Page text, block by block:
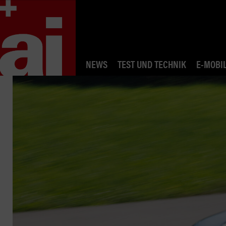
NEWS TEST UND TECHNIK E-